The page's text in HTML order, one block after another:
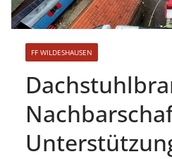
FF WILDESHAUSEN